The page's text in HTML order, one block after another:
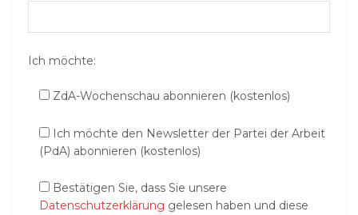
Ich möchte:
ZdA-Wochenschau abonnieren (kostenlos)
Ich möchte den Newsletter der Partei der Arbeit
(PdA) abonnieren (kostenlos)
Bestätigen Sie, dass Sie unsere
Datenschutzerklärung gelesen haben und diese